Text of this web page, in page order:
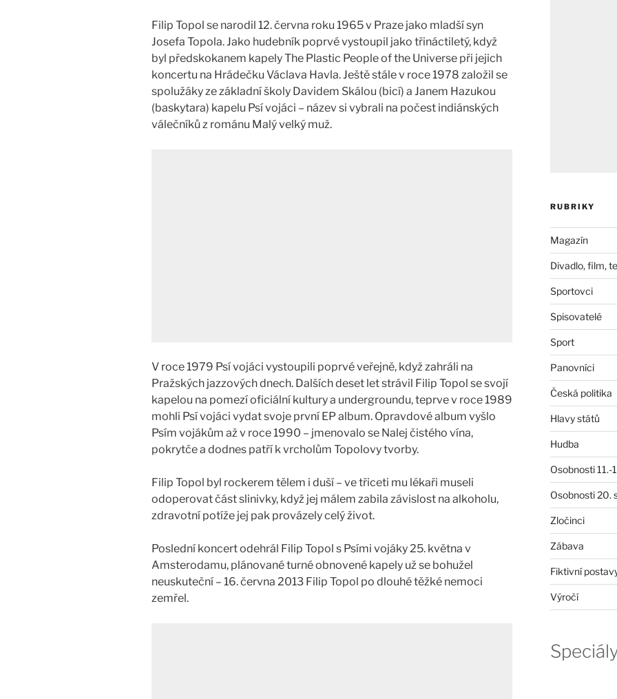
Filip Topol se narodil 12. června roku 1965 v Praze jako mladší syn
Josefa Topola. Jako hudebník poprvé vystoupil jako třináctiletý, když
byl předskokanem kapely The Plastic People of the Universe při jejich
koncertu na Hrádečku Václava Havla. Ještě stále v roce 1978 založil se
spolužáky ze základní školy Davidem Skálou (bicí) a Janem Hazukou
(baskytara) kapelu Psí vojáci – název si vybrali na počest indiánských
válečníků z románu Malý velký muž.
V roce 1979 Psí vojáci vystoupili poprvé veřejně, když zahráli na
Pražských jazzových dnech. Dalších deset let strávil Filip Topol se svojí
kapelou na pomezí oficiální kultury a undergroundu, teprve v roce 1989
mohli Psí vojáci vydat svoje první EP album. Opravdové album vyšlo
Psím vojákům až v roce 1990 – jmenovalo se Nalej čistého vína,
pokrytče a dodnes patří k vrcholům Topolovy tvorby.
Filip Topol byl rockerem tělem i duší – ve třiceti mu lékaři museli
odoperovat část slinivky, když jej málem zabila závislost na alkoholu,
zdravotní potíže jej pak provázely celý život.
Poslední koncert odehrál Filip Topol s Psími vojáky 25. května v
Amsterodamu, plánované turné obnovené kapely už se bohužel
neuskuteční – 16. června 2013 Filip Topol po dlouhé těžké nemoci
zemřel.
RUBRIKY
Magazín
Divadlo, film,
Sportovci
Spisovatelé
Sport
Panovníci
Česká politika
Hlavy států
Hudba
Osobnosti 11.-
Osobnosti 20.
Zločinci
Zábava
Fiktivní
Výročí